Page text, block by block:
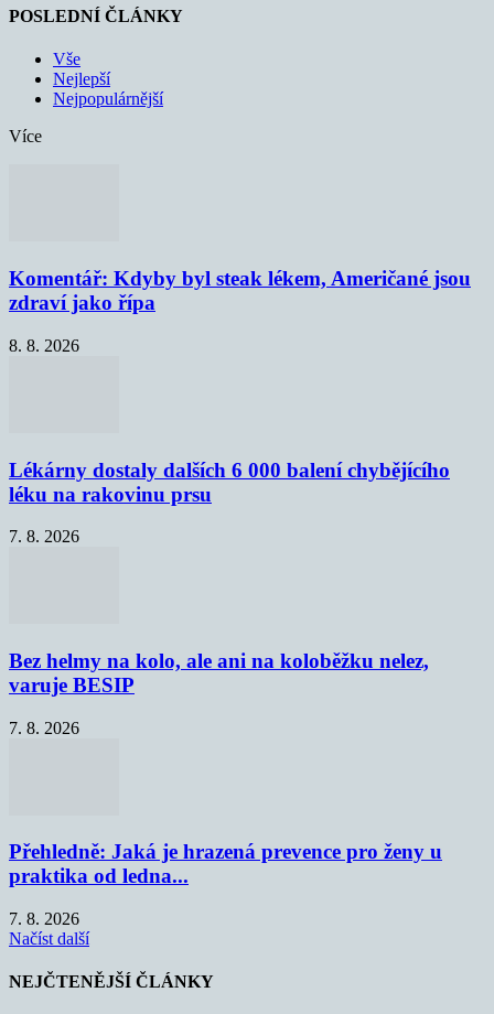
POSLEDNÍ ČLÁNKY
Vše
Nejlepší
Nejpopulárnější
Více
Komentář: Kdyby byl steak lékem, Američané jsou
zdraví jako řípa
8. 8. 2026
Lékárny dostaly dalších 6 000 balení chybějícího
léku na rakovinu prsu
7. 8. 2026
Bez helmy na kolo, ale ani na koloběžku nelez,
varuje BESIP
7. 8. 2026
Přehledně: Jaká je hrazená prevence pro ženy u
praktika od ledna...
7. 8. 2026
Načíst další
NEJČTENĚJŠÍ ČLÁNKY